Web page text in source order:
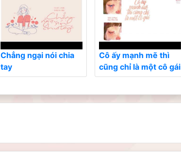
Chẳng ngại nói chia
tay
Cô ấy mạnh mẽ thì
cũng chỉ là một cô gái